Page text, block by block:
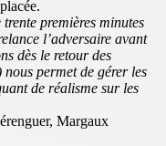
trente premières minutes
l’adversaire avant
dès le retour des
permet de gérer les
de réalisme sur les
Margaux